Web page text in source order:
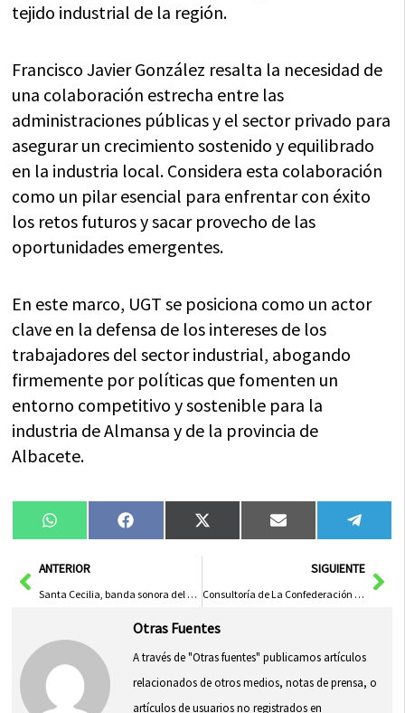
tejido industrial de la región.
Francisco Javier González resalta la necesidad de
una colaboración estrecha entre las
administraciones públicas y el sector privado para
asegurar un crecimiento sostenido y equilibrado
en la industria local. Considera esta colaboración
como un pilar esencial para enfrentar con éxito
los retos futuros y sacar provecho de las
oportunidades emergentes.
En este marco, UGT se posiciona como un actor
clave en la defensa de los intereses de los
trabajadores del sector industrial, abogando
firmemente por políticas que fomenten un
entorno competitivo y sostenible para la
industria de Almansa y de la provincia de
Albacete.
Compartir
en
WhatsAppCompartir
en
FacebookCompartir
en
X
(Twitter)
Compartir
en
Email
en
AntANTERIOR
Santa Cecilia, banda sonora del Carnaval de Herencia 2026 con siete desfiles y un cierre muy aplaudido
SIGUIENTE
Consultoría de La Confederación del Guadiana a la Mancomunidad del Campo de Calatrava
Otras Fuentes
A través de "Otras fuentes" publicamos artículos
relacionados de otros medios, notas de prensa, o
artículos de usuarios no registrados en